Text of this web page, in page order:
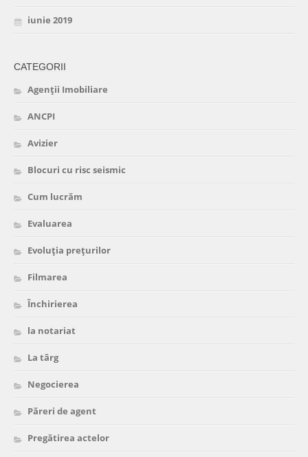
iunie 2019
CATEGORII
Agenții Imobiliare
ANCPI
Avizier
Blocuri cu risc seismic
Cum lucrăm
Evaluarea
Evoluția prețurilor
Filmarea
Închirierea
la notariat
La târg
Negocierea
Păreri de agent
Pregătirea actelor